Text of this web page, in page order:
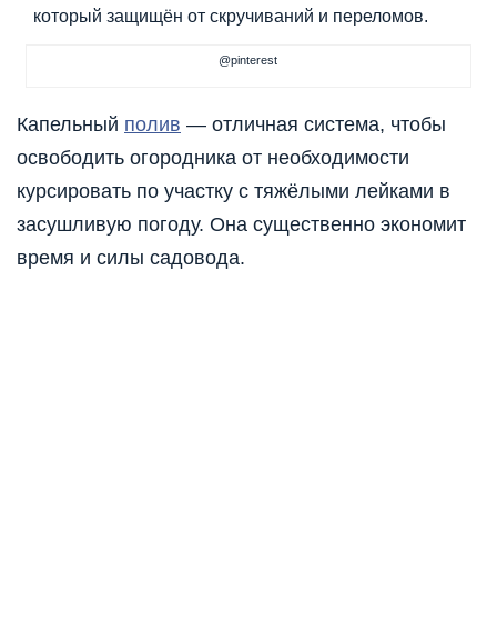
который защищён от скручиваний и переломов.
@pinterest
Капельный полив — отличная система, чтобы
освободить огородника от необходимости
курсировать по участку с тяжёлыми лейками в
засушливую погоду. Она существенно экономит
время и силы садовода.